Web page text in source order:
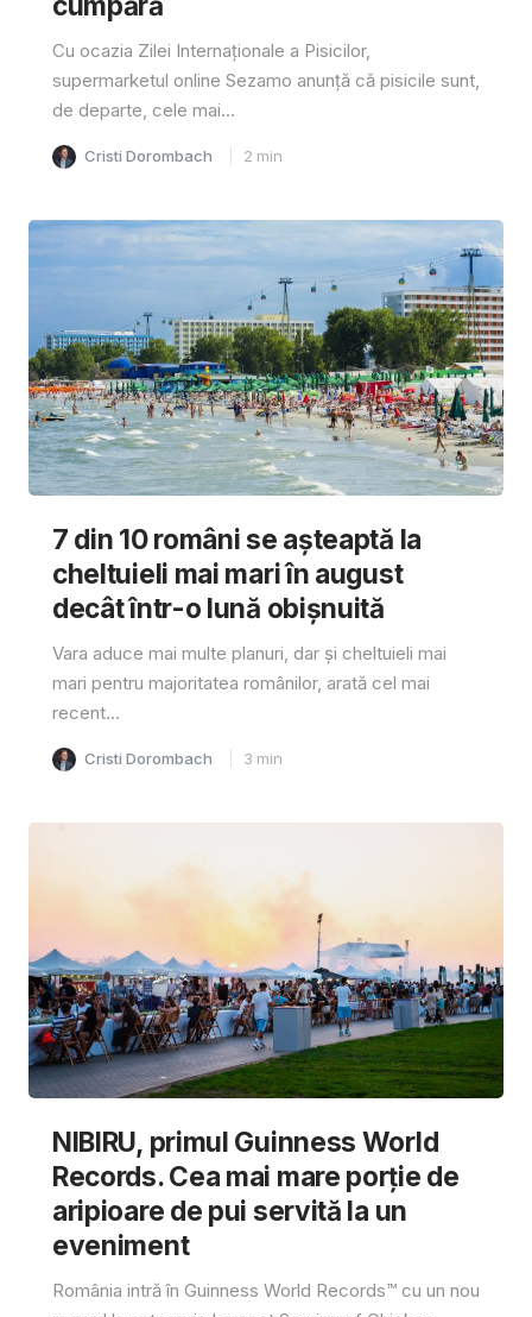
Cu ocazia Zilei Internaționale a Pisicilor,
supermarketul online Sezamo anunță că pisicile sunt,
de departe, cele mai...
Cristi Dorombach 2 min
7 din 10 români se așteaptă la
cheltuieli mai mari în august
decât într-o lună obișnuită
Vara aduce mai multe planuri, dar și cheltuieli mai
mari pentru majoritatea românilor, arată cel mai
recent...
Cristi Dorombach 3 min
NIBIRU, primul Guinness World
Records. Cea mai mare porție de
aripioare de pui servită la un
eveniment
România intră în Guinness World Records™️ cu un nou